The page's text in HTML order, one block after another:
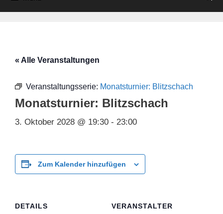
« Alle Veranstaltungen
Veranstaltungsserie: Monatsturnier: Blitzschach
Monatsturnier: Blitzschach
3. Oktober 2028 @ 19:30 - 23:00
Zum Kalender hinzufügen
DETAILS
VERANSTALTER